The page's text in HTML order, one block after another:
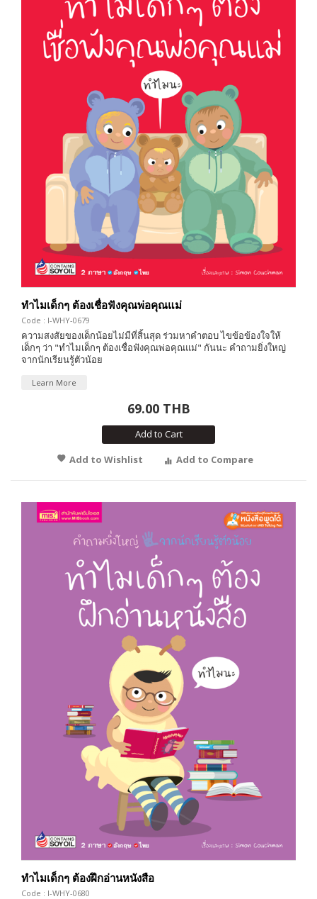
ทำไมเด็กๆ ต้องเชื่อฟังคุณพ่อคุณแม่
Code : I-WHY-0679
ความสงสัยของเด็กน้อยไม่มีที่สิ้นสุด ร่วมหาคำตอบ ไขข้อข้องใจให้
เด็กๆ ว่า "ทำไมเด็กๆ ต้องเชื่อฟังคุณพ่อคุณแม่" กันนะ คำถามยิ่งใหญ่
จากนักเรียนรู้ตัวน้อย
Learn More
69.00 THB
Add to Cart
Add to Wishlist
Add to Compare
ทำไมเด็กๆ ต้องฝึกอ่านหนังสือ
Code : I-WHY-0680